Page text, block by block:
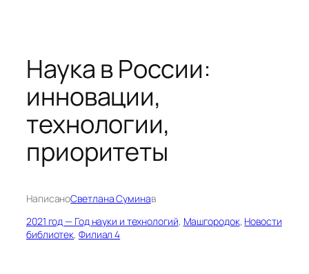
Наука в России:
инновации,
технологии,
приоритеты
НаписаноСветлана Суминав
2021 год — Год науки и технологий, Машгородок, Новости
библиотек, Филиал 4